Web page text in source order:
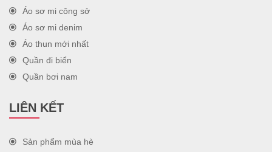
Áo sơ mi công sở
Áo sơ mi denim
Áo thun mới nhất
Quần đi biển
Quần bơi nam
LIÊN KẾT
Sản phẩm mùa hè